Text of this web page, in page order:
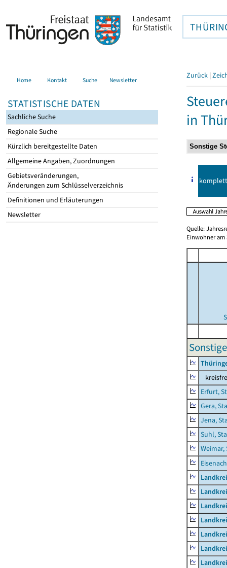
Home Kontakt Suche Newsletter
STATISTISCHE DATEN
Sachliche Suche
Regionale Suche
Kürzlich bereitgestellte Daten
Allgemeine Angaben, Zuordnungen
Gebietsveränderungen,
Änderungen zum Schlüsselverzeichnis
Definitionen und Erläuterungen
Newsletter
Zurück |
in
komplett
Quelle:
Einwohner am
Erfurt,
Gera,
Jena,
Suhl,
Weimar,